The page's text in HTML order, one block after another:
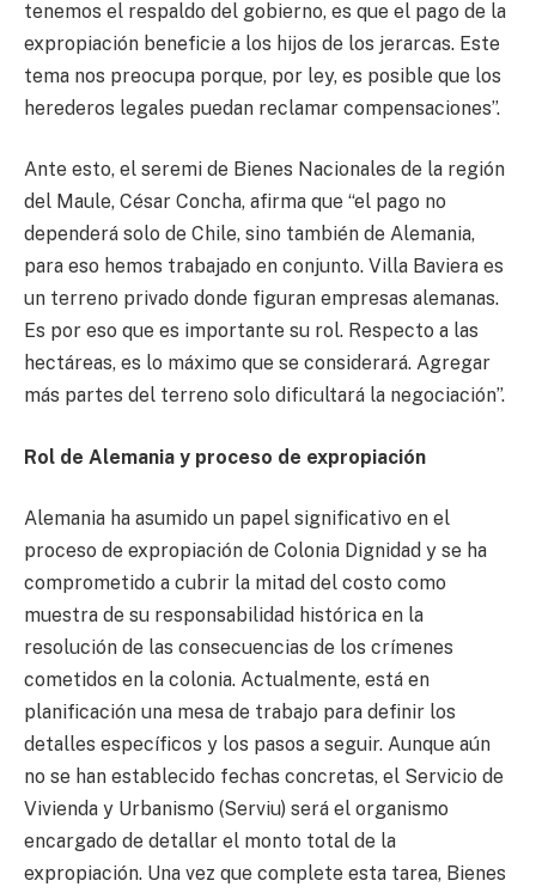
tenemos el respaldo del gobierno, es que el pago de la
expropiación beneficie a los hijos de los jerarcas. Este
tema nos preocupa porque, por ley, es posible que los
herederos legales puedan reclamar compensaciones”.
Ante esto, el seremi de Bienes Nacionales de la región
del Maule, César Concha, afirma que “el pago no
dependerá solo de Chile, sino también de Alemania,
para eso hemos trabajado en conjunto. Villa Baviera es
un terreno privado donde figuran empresas alemanas.
Es por eso que es importante su rol. Respecto a las
hectáreas, es lo máximo que se considerará. Agregar
más partes del terreno solo dificultará la negociación”.
Rol de Alemania y proceso de expropiación
Alemania ha asumido un papel significativo en el
proceso de expropiación de Colonia Dignidad y se ha
comprometido a cubrir la mitad del costo como
muestra de su responsabilidad histórica en la
resolución de las consecuencias de los crímenes
cometidos en la colonia. Actualmente, está en
planificación una mesa de trabajo para definir los
detalles específicos y los pasos a seguir. Aunque aún
no se han establecido fechas concretas, el Servicio de
Vivienda y Urbanismo (Serviu) será el organismo
encargado de detallar el monto total de la
expropiación. Una vez que complete esta tarea, Bienes